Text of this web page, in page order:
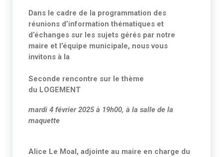
Dans le cadre de la programmation des
réunions d’information thématiques et
d’échanges sur les sujets gérés par notre
maire et l’équipe municipale, nous vous
invitons à la
Seconde rencontre sur le thème
du LOGEMENT
mardi 4 février 2025à 19h00, à la salle de la
maquette
Alice Le Moal, adjointe au maire en charge du